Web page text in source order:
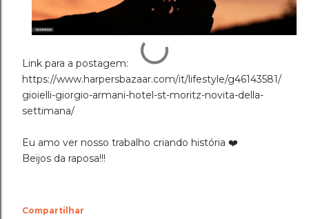
Link para a postagem:
https://www.harpersbazaar.com/it/lifestyle/g46143581/
gioielli-giorgio-armani-hotel-st-moritz-novita-della-
settimana/
Eu amo ver nosso trabalho criando história ❤️
Beijos da raposa!!!
Compartilhar